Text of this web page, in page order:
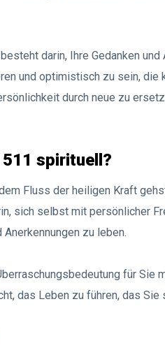
darin, Ihre Gedanken
und optimistisch zu sein, die
durch neue zu
spirituell?
Fluss der heiligen Kraft
sich selbst mit persönlicher
zu leben.
für Sie
das Leben zu führen, das Sie